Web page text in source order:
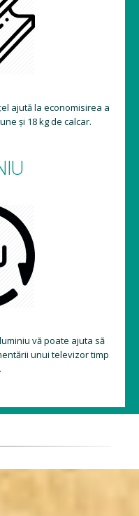
ajută la economisirea a
și 18 kg de calcar.
vă poate ajuta să
unui televizor timp